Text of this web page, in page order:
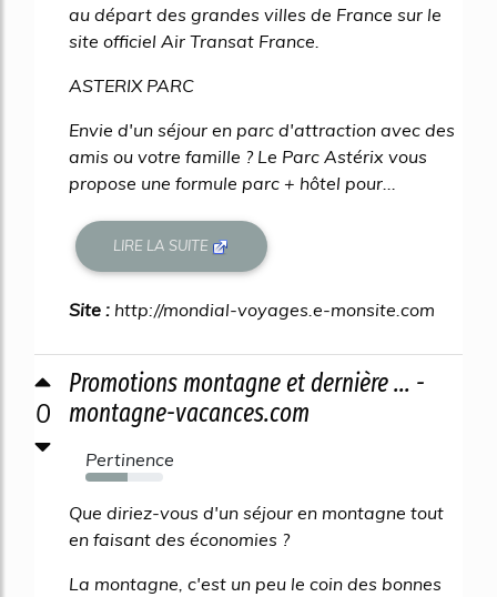
au départ des grandes villes de France sur le
site officiel Air Transat France.
ASTERIX PARC
Envie d'un séjour en parc d'attraction avec des
amis ou votre famille ? Le Parc Astérix vous
propose une formule parc + hôtel pour...
LIRE LA SUITE
Site : http://mondial-voyages.e-monsite.com
0
Promotions montagne et dernière ... -
montagne-vacances.com
Pertinence
54%
Que diriez-vous d'un séjour en montagne tout
en faisant des économies ?
La montagne, c'est un peu le coin des bonnes